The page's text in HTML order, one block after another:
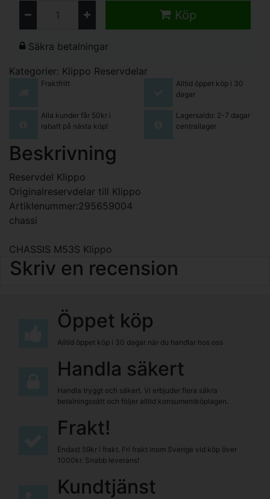
Köp
Säkra betalningar
Kategorier: Klippo Reservdelar
Fraktfritt
Alltid öppet köp i 30
dagar
Alla kunder får 50kr i
rabatt på nästa köp!
Lagersaldo: 2-7 dagar
centrallager
Beskrivning
Reservdel Klippo
Originalreservdelar till Klippo
Artiklenummer:295659004
chassi
CHASSIS M53S Klippo
Skriv en recension
Öppet köp
Alltid öppet köp i 30 dagar när du handlar hos oss
Handla säkert
Handla tryggt och säkert. Vi erbjuder flera säkra
betalningssätt och följer alltid konsumentköplagen.
Frakt!
Endast 59kr i frakt. Fri frakt inom Sverige vid köp över
1000kr. Snabb leverans!
Kundtjänst